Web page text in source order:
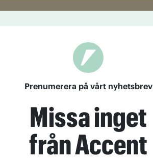
och nykterhet
21, 116 33 Stockholm
Prenumerera på vårt nyhetsbrev
Missa inget
från Accent